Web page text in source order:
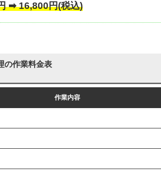
➡ 16,800円(税込)
の作業料金表
作業内容